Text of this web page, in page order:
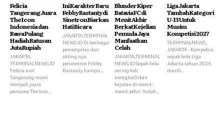
Felicia
Tangerang Juara
The Icon
Indonesia dan
Bawa Pulang
Hadiah Ratusan
Juta Rupiah
JAKARTA,
TERMINALNEWS.ID
Felicia asal
Tangerang resmi
menjadi juara
pertama The Icon...
Ini Karakter Baru
Febby Rastanty di
Sinetron Biarkan
Hati Bicara
JAKARTA,TERMINAL
NEWS.ID Di berbagai
penampilan dan
akting nya,
pesinetron Febby
Rastanty hampir...
Blunder Kiper
Batavia FC di
Menit Akhir
Berkat Kejelian
Pemuda Jaya
Manfaatkan
Celah
JAKARTA,TERMINAL
NEWS.ID Sepak bola
sering kali
menghadirkan
kejutan di menit-
menit akhir. Itulah...
Liga Jakarta
Tambah Kategori
U-13 Untuk
Musim
Kompetisi 2027
TERMINALNEWS,
JAKARTA - Kompetisi
sepak bola Liga
Jakarta tahun 2026
masih...